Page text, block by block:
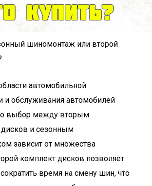
шиномонтаж или второй
автомобильной
и обслуживания автомобилей
выбор между вторым
и сезонным
зависит от множества
комплект дисков позволяет
время на смену шин, что